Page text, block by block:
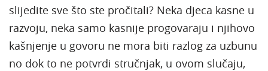
slijedite sve što ste pročitali? Neka djeca kasne u
razvoju, neka samo kasnije progovaraju i njihovo
kašnjenje u govoru ne mora biti razlog za uzbunu
no dok to ne potvrdi stručnjak, u ovom slučaju,